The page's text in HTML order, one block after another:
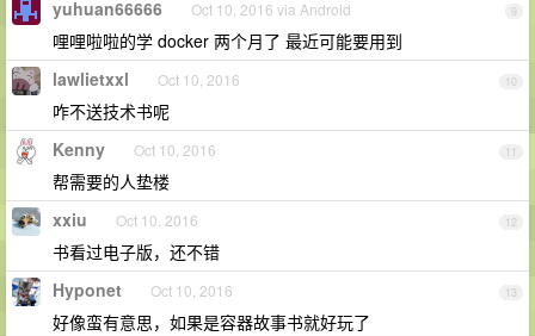
9
yuhuan66666 Oct 10, 2016 via Android
哩哩啦啦的学 docker 两个月了 最近可能要用到
10
lawlietxxl Oct 10, 2016
咋不送技术书呢
11
Kenny Oct 10, 2016
帮需要的人垫楼
12
xxiu Oct 10, 2016
书看过电子版，还不错
13
Hyponet Oct 10, 2016
好像蛮有意思，如果是容器故事书就好玩了